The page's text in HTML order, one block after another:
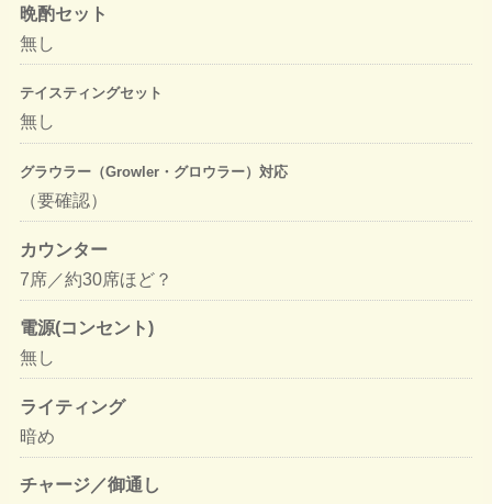
晩酌セット
無し
テイスティングセット
無し
グラウラー（Growler・グロウラー）対応
（要確認）
カウンター
7席／約30席ほど？
電源(コンセント)
無し
ライティング
暗め
チャージ／御通し